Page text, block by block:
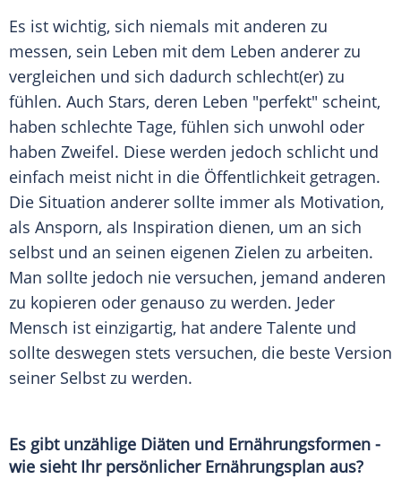
Es ist wichtig, sich niemals mit anderen zu
messen, sein Leben mit dem Leben anderer zu
vergleichen und sich dadurch schlecht(er) zu
fühlen. Auch Stars, deren Leben "perfekt" scheint,
haben schlechte Tage, fühlen sich unwohl oder
haben Zweifel. Diese werden jedoch schlicht und
einfach meist nicht in die Öffentlichkeit getragen.
Die Situation anderer sollte immer als Motivation,
als Ansporn, als Inspiration dienen, um an sich
selbst und an seinen eigenen Zielen zu arbeiten.
Man sollte jedoch nie versuchen, jemand anderen
zu kopieren oder genauso zu werden. Jeder
Mensch ist einzigartig, hat andere Talente und
sollte deswegen stets versuchen, die beste Version
seiner Selbst zu werden.
Es gibt unzählige Diäten und Ernährungsformen -
wie sieht Ihr persönlicher Ernährungsplan aus?